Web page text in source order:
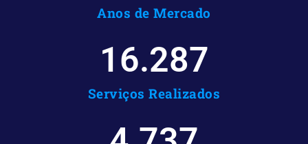
Anos de Mercado
Serviços Realizados
16.287